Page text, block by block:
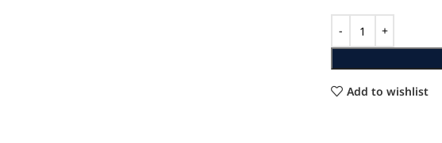
Add to wishlist